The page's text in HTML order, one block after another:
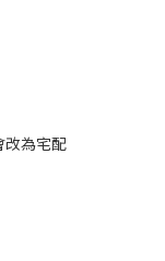
改為宅配